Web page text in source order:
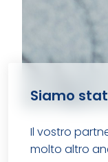
Siamo
Il vostro
molto altro